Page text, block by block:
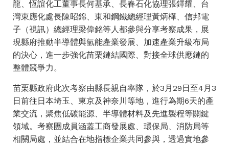
龍、恆誼化工董事長何基承、長春石化協理張鐸耀、台
灣東應化處長陳昭錦、東和鋼鐵總經理黃炳樺、信邦電
子（視訊）總經理梁偉銘等人都參與分享考察成果，展
現縣府推動半導體與氫能產業發展、加速產業升級布局
的決心，進一步強化苗栗鏈結國際、對接全球供應鏈的
整體競爭力。
苗栗縣政府此次考察由縣長親自率隊，於3月29日至4月3
日前往日本埼玉、東京及神奈川等地，進行為期6天的產
業交流，聚焦低碳能源、半導體材料及先進製程等關鍵
領域。考察團成員涵蓋工商發展處、環保局、消防局等
相關局處，並結合在地指標企業共同參與，透過實地參